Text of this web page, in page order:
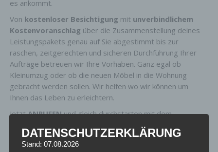
es ankommt.
Von kostenloser Besichtigung mit unverbindlichem
Kostenvoranschlag über die Zusammenstellung deines
Leistungspakets genau auf Sie abgestimmt bis zur
raschen, zeitgerechten und sicheren Durchführung Ihrer
Aufträge betreuen wir Ihre Vorhaben. Ganz egal ob
Kleinumzug oder ob die neuen Möbel in die Wohnung
gebracht werden sollen. Wir helfen wo wir können um
Ihnen das Leben zu erleichtern.
JetztANRUFENund gleich durchstarten mit dem
Ihr kompetenter Partner für den Kleinumzug.
DATENSCHUTZERKLÄRUNG
Stand: 07.08.2026